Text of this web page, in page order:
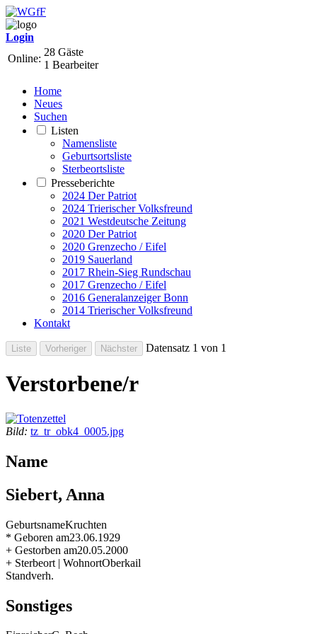
Login
Online:
28 Gäste
1 Bearbeiter
Home
Neues
Suchen
Listen
Namensliste
Geburtsortsliste
Sterbeortsliste
Presseberichte
2024 Der Patriot
2024 Trierischer Volksfreund
2021 Westdeutsche Zeitung
2020 Der Patriot
2020 Grenzecho / Eifel
2019 Sauerland
2017 Rhein-Sieg Rundschau
2017 Grenzecho / Eifel
2016 Generalanzeiger Bonn
2014 Trierischer Volksfreund
Kontakt
Datensatz 1 von 1
Verstorbene/r
Bild: tz_tr_obk4_0005.jpg
Name
Siebert, Anna
GeburtsnameKruchten
* Geboren am23.06.1929
+ Gestorben am20.05.2000
+ Sterbeort | WohnortOberkail
Standverh.
Sonstiges